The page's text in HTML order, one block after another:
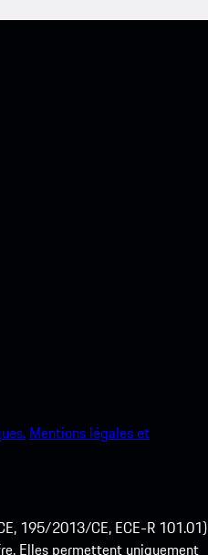
Mentions légales et
195/2013/CE, ECE-R 101.01)
Elles permettent uniquement